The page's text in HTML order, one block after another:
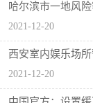
哈尔滨市一地风
2021-12-20
西安室内娱乐场
2021-12-20